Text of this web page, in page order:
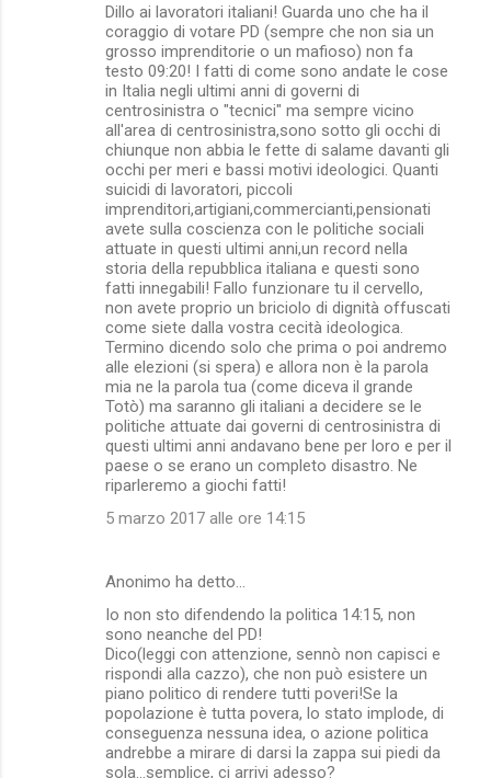
Dillo ai lavoratori italiani! Guarda uno che ha il
coraggio di votare PD (sempre che non sia un
grosso imprenditorie o un mafioso) non fa
testo 09:20! I fatti di come sono andate le cose
in Italia negli ultimi anni di governi di
centrosinistra o "tecnici" ma sempre vicino
all'area di centrosinistra,sono sotto gli occhi di
chiunque non abbia le fette di salame davanti gli
occhi per meri e bassi motivi ideologici. Quanti
suicidi di lavoratori, piccoli
imprenditori,artigiani,commercianti,pensionati
avete sulla coscienza con le politiche sociali
attuate in questi ultimi anni,un record nella
storia della repubblica italiana e questi sono
fatti innegabili! Fallo funzionare tu il cervello,
non avete proprio un briciolo di dignità offuscati
come siete dalla vostra cecità ideologica.
Termino dicendo solo che prima o poi andremo
alle elezioni (si spera) e allora non è la parola
mia ne la parola tua (come diceva il grande
Totò) ma saranno gli italiani a decidere se le
politiche attuate dai governi di centrosinistra di
questi ultimi anni andavano bene per loro e per il
paese o se erano un completo disastro. Ne
riparleremo a giochi fatti!
5 marzo 2017 alle ore 14:15
Anonimo ha detto…
Io non sto difendendo la politica 14:15, non
sono neanche del PD!
Dico(leggi con attenzione, sennò non capisci e
rispondi alla cazzo), che non può esistere un
piano politico di rendere tutti poveri!Se la
popolazione è tutta povera, lo stato implode, di
conseguenza nessuna idea, o azione politica
andrebbe a mirare di darsi la zappa sui piedi da
sola...semplice, ci arrivi adesso?